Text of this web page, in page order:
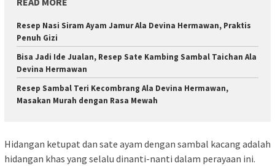
Resep Nasi Siram Ayam Jamur Ala Devina Hermawan, Praktis
Penuh Gizi
Bisa Jadi Ide Jualan, Resep Sate Kambing Sambal Taichan Ala
Devina Hermawan
Resep Sambal Teri Kecombrang Ala Devina Hermawan,
Masakan Murah dengan Rasa Mewah
Hidangan ketupat dan sate ayam dengan sambal kacang adalah
hidangan khas yang selalu dinanti-nanti dalam perayaan ini.